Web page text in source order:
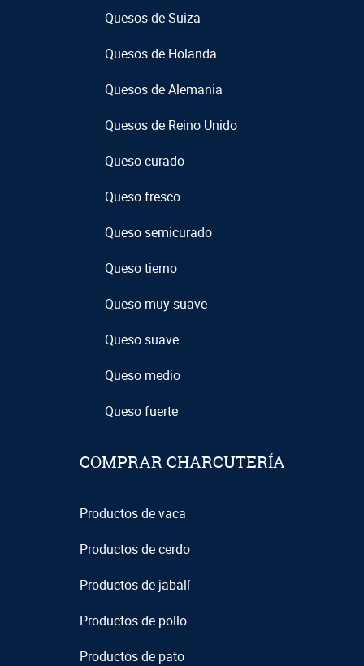
Quesos de Suiza
Quesos de Holanda
Quesos de Alemania
Quesos de Reino Unido
Queso curado
Queso fresco
Queso semicurado
Queso tierno
Queso muy suave
Queso suave
Queso medio
Queso fuerte
COMPRAR CHARCUTERÍA
Productos de vaca
Productos de cerdo
Productos de jabalí
Productos de pollo
Productos de pato